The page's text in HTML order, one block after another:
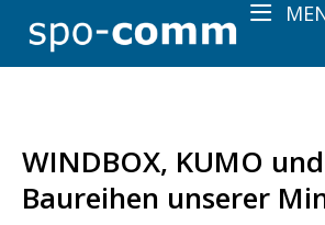
WINDBOX, KUMO
Baureihen unserer